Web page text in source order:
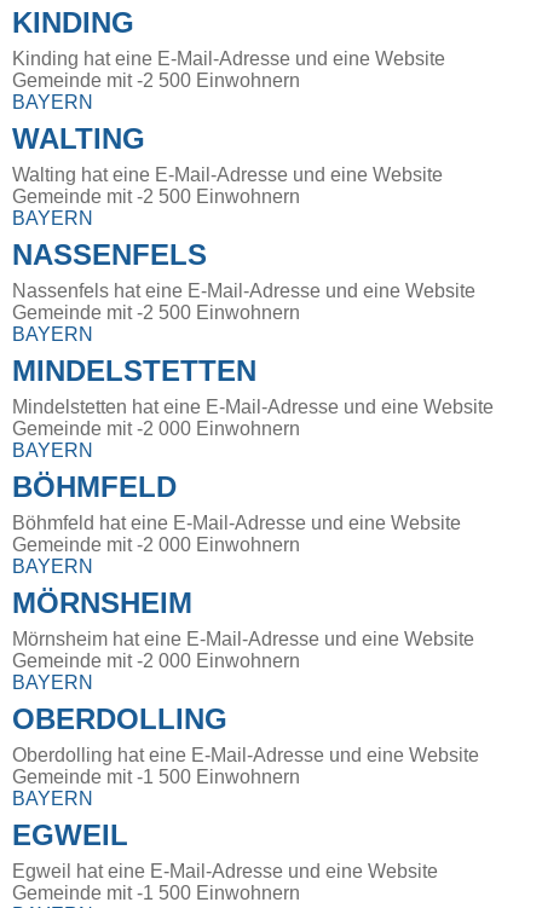
KINDING
Kinding hat eine E-Mail-Adresse und eine Website
Gemeinde mit -2 500 Einwohnern
BAYERN
WALTING
Walting hat eine E-Mail-Adresse und eine Website
Gemeinde mit -2 500 Einwohnern
BAYERN
NASSENFELS
Nassenfels hat eine E-Mail-Adresse und eine Website
Gemeinde mit -2 500 Einwohnern
BAYERN
MINDELSTETTEN
Mindelstetten hat eine E-Mail-Adresse und eine Website
Gemeinde mit -2 000 Einwohnern
BAYERN
BÖHMFELD
Böhmfeld hat eine E-Mail-Adresse und eine Website
Gemeinde mit -2 000 Einwohnern
BAYERN
MÖRNSHEIM
Mörnsheim hat eine E-Mail-Adresse und eine Website
Gemeinde mit -2 000 Einwohnern
BAYERN
OBERDOLLING
Oberdolling hat eine E-Mail-Adresse und eine Website
Gemeinde mit -1 500 Einwohnern
BAYERN
EGWEIL
Egweil hat eine E-Mail-Adresse und eine Website
Gemeinde mit -1 500 Einwohnern